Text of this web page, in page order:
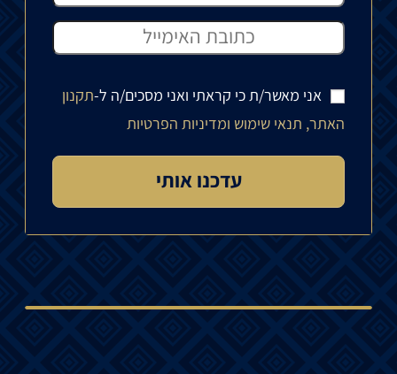
אני מאשר/ת כי קראתי ואני מסכים/ה ל-תקנון
האתר, תנאי שימוש ומדיניות הפרטיות